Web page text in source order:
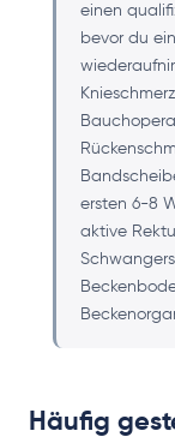
einen
bevor du
ersten 6-8
aktive
Häufig